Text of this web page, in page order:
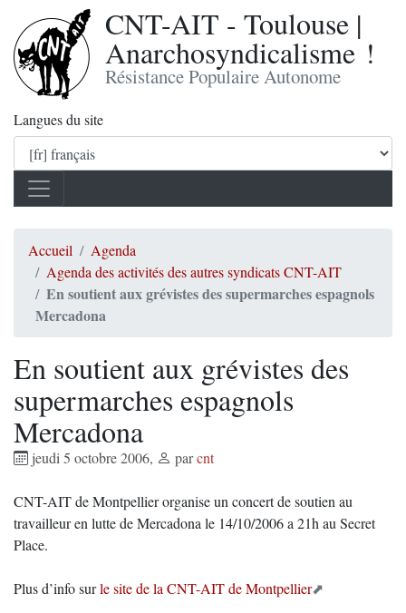
CNT-AIT - Toulouse |
Anarchosyndicalisme !
Résistance Populaire Autonome
Langues du site
Accueil
Agenda
Agenda des activités des autres syndicats CNT-AIT
En soutient aux grévistes des supermarches espagnols
Mercadona
En soutient aux grévistes des
supermarches espagnols
Mercadona
jeudi 5 octobre 2006, parcnt
CNT-AIT de Montpellier organise un concert de soutien au
travailleur en lutte de Mercadona le 14/10/2006 a 21h au Secret
Place.
Plus d’info surle site de la CNT-AIT de Montpellier